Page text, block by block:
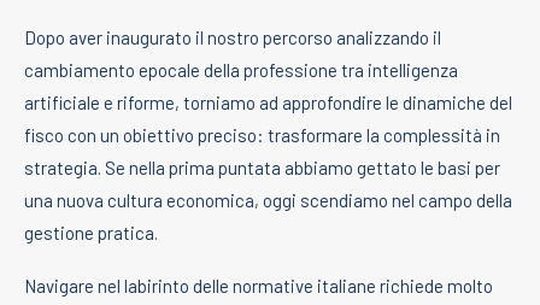
Dopo aver inaugurato il nostro percorso analizzando il
cambiamento epocale della professione tra intelligenza
artificiale e riforme, torniamo ad approfondire le dinamiche del
fisco con un obiettivo preciso: trasformare la complessità in
strategia. Se nella prima puntata abbiamo gettato le basi per
una nuova cultura economica, oggi scendiamo nel campo della
gestione pratica.
Navigare nel labirinto delle normative italiane richiede molto